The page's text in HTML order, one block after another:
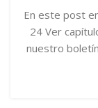
En este post
24 Ver
nuestro